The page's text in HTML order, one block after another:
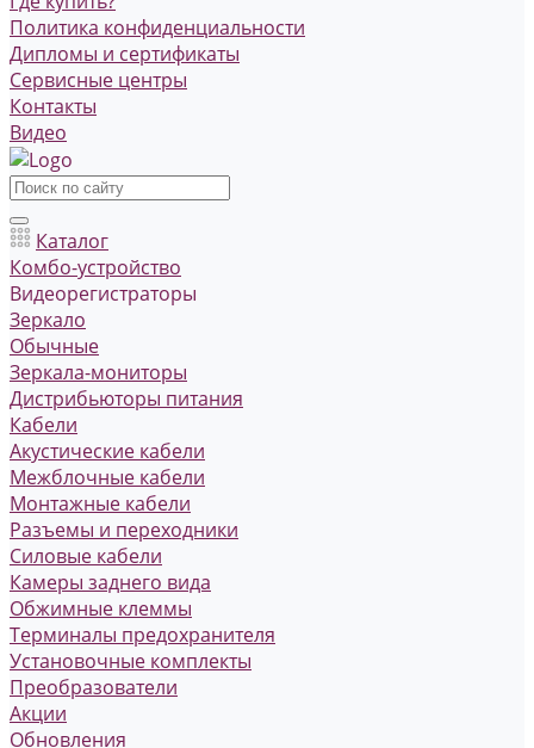
Политика конфиденциальности
Дипломы и сертификаты
Сервисные центры
Контакты
Видео
Каталог
Комбо-устройство
Видеорегистраторы
Зеркало
Обычные
Зеркала-мониторы
Дистрибьюторы питания
Кабели
Акустические кабели
Межблочные кабели
Монтажные кабели
Разъемы и переходники
Силовые кабели
Камеры заднего вида
Обжимные клеммы
Терминалы предохранителя
Установочные комплекты
Преобразователи
Акции
Обновления